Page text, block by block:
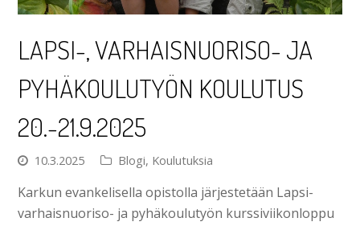
LAPSI-, VARHAISNUORISO- JA
PYHÄKOULUTYÖN KOULUTUS
20.-21.9.2025
10.3.2025 Blogi, Koulutuksia
Karkun evankelisella opistolla järjestetään Lapsi-
varhaisnuoriso- ja pyhäkoulutyön kurssiviikonloppu